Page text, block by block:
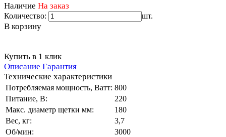
Наличие На заказ
Количество: шт.
В корзину
Купить в 1 клик
Описание Гарантия
Технические характеристики
Потребляемая мощность, Ватт: 800
Питание, В:
220
Макс. диаметр щетки мм:
180
Вес, кг:
3,7
Об/мин:
3000